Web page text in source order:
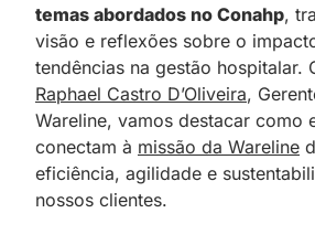
temas abordados no Conahp,
visão e reflexões sobre o
tendências na gestão hospitalar.
Raphael Castro D’Oliveira,
Wareline, vamos destacar como
conectam à missão da Wareline
eficiência, agilidade e
nossos clientes.